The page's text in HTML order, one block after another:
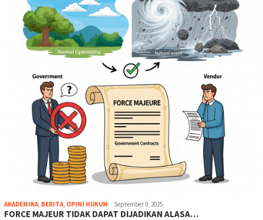
AKADEMIKA, BERITA, OPINI HUKUM September 9, 2025
FORCE MAJEUR TIDAK DAPAT DIJADIKAN ALASA…